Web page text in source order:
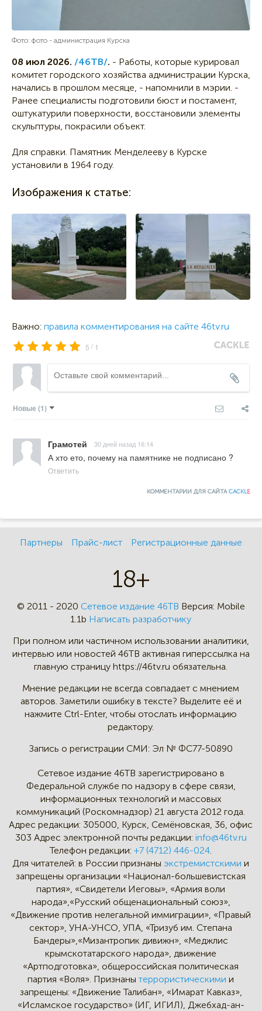
Фото: фото - администрация Курска
08 июл 2026. /46ТВ/. - Работы, которые курировал
комитет городского хозяйства администрации Курска,
начались в прошлом месяце, - напомнили в мэрии. -
Ранее специалисты подготовили бюст и постамент,
оштукатурили поверхности, восстановили элементы
скульптуры, покрасили объект.
Для справки. Памятник Менделееву в Курске
установили в 1964 году.
Изображения к статье:
Важно: правила комментирования на сайте 46tv.ru
5 / 1
Новые (1)
Грамотей 30 дней назад 16:14
А хто ето, почему на памятнике не подписано ?
Ответить
КОММЕНТАРИИ ДЛЯ САЙТАCACKLE
Партнеры Прайс-лист Регистрационные данные
18+
© 2011 - 2020 Сетевое издание 46ТВ Версия: Mobile
1.1b Написать разработчику
При полном или частичном использовании аналитики,
интервью или новостей 46TB активная гиперссылка на
главную страницу https://46tv.ru обязательна.
Мнение редакции не всегда совпадает с мнением
авторов. Заметили ошибку в тексте? Выделите её и
нажмите Ctrl-Enter, чтобы отослать информацию
редактору.
Запись о регистрации СМИ: Эл № ФС77-50890
Сетевое издание 46ТВ зарегистрировано в
Федеральной службе по надзору в сфере связи,
информационных технологий и массовых
коммуникаций (Роскомнадзор) 21 августа 2012 года.
Адрес редакции: 305000, Курск, Семёновская, 36, офис
303 Адрес электронной почты редакции: info@46tv.ru
Телефон редакции: +7 (4712) 446-024
Для читателей: в России признаныэкстремистскими и
запрещены организации «Национал-большевистская
партия», «Свидетели Иеговы», «Армия воли
народа»,«Русский общенациональный союз»,
«Движение против нелегальной иммиграции», «Правый
сектор», УНА-УНСО, УПА, «Тризуб им. Степана
Бандеры»,«Мизантропик дивижн», «Меджлис
крымскотатарского народа», движение
«Артподготовка», общероссийская политическая
партия «Воля». Признанытеррористическими и
запрещены: «Движение Талибан», «Имарат Кавказ»,
«Исламское государство» (ИГ, ИГИЛ), Джебхад-ан-